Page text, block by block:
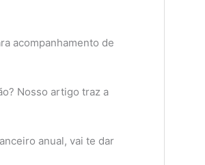
acompanhamento de
Nosso artigo traz a
anual, vai te dar